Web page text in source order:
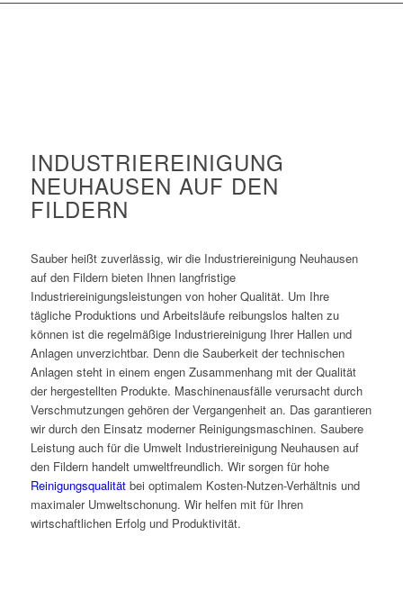
INDUSTRIEREINIGUNG
NEUHAUSEN AUF DEN
FILDERN
Sauber heißt zuverlässig, wir die Industriereinigung Neuhausen
auf den Fildern bieten Ihnen langfristige
Industriereinigungsleistungen von hoher Qualität. Um Ihre
tägliche Produktions und Arbeitsläufe reibungslos halten zu
können ist die regelmäßige Industriereinigung Ihrer Hallen und
Anlagen unverzichtbar. Denn die Sauberkeit der technischen
Anlagen steht in einem engen Zusammenhang mit der Qualität
der hergestellten Produkte. Maschinenausfälle verursacht durch
Verschmutzungen gehören der Vergangenheit an. Das garantieren
wir durch den Einsatz moderner Reinigungsmaschinen. Saubere
Leistung auch für die Umwelt Industriereinigung Neuhausen auf
den Fildern handelt umweltfreundlich. Wir sorgen für hohe
Reinigungsqualität bei optimalem Kosten-Nutzen-Verhältnis und
maximaler Umweltschonung. Wir helfen mit für Ihren
wirtschaftlichen Erfolg und Produktivität.